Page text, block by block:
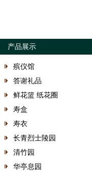
产品展示
殡仪馆
答谢礼品
鲜花篮 纸花圈
寿盒
寿衣
长青烈士陵园
清竹园
华亭息园